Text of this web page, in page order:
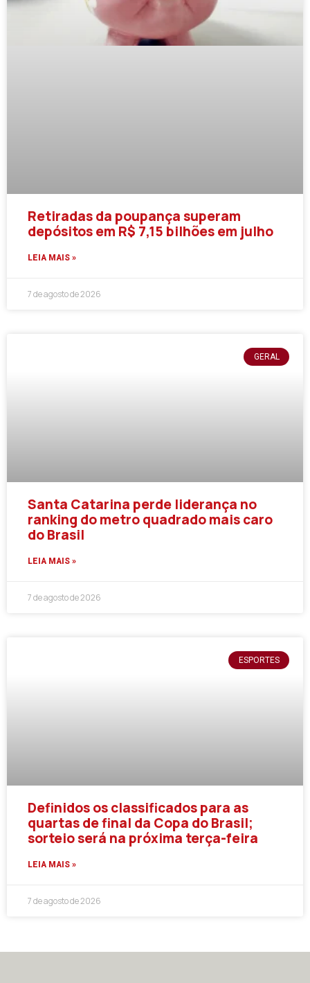
Retiradas da poupança superam
depósitos em R$ 7,15 bilhões em julho
LEIA MAIS »
7 de agosto de 2026
GERAL
Santa Catarina perde liderança no
ranking do metro quadrado mais caro
do Brasil
LEIA MAIS »
7 de agosto de 2026
ESPORTES
Definidos os classificados para as
quartas de final da Copa do Brasil;
sorteio será na próxima terça-feira
LEIA MAIS »
7 de agosto de 2026